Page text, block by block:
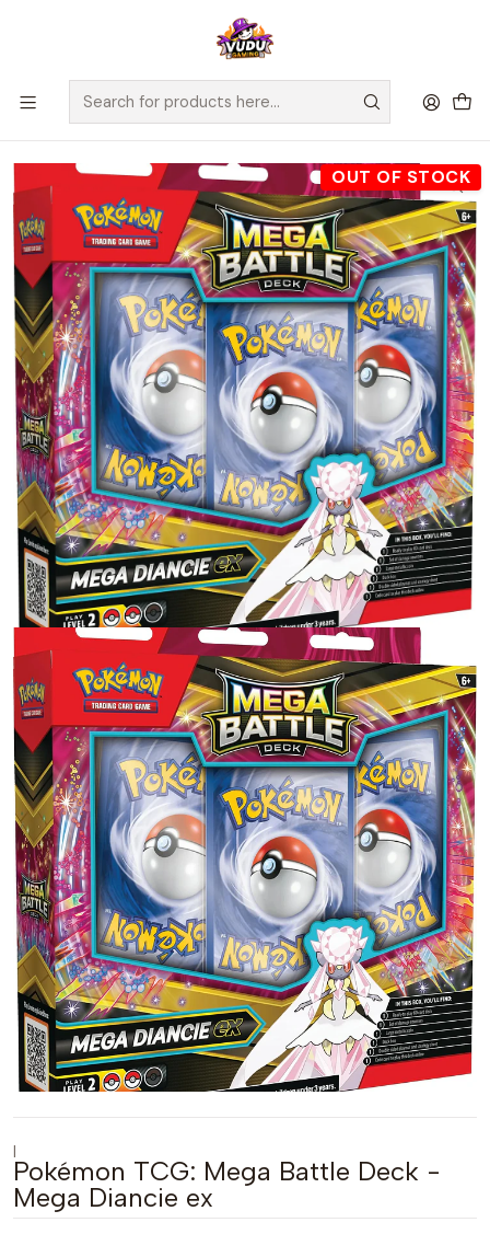
🚀 ¡Despachamos a todo Chile! Envío GRATIS a Regiones sobre
$100.000 y a RM sobre $35.000
Juegos de Cartas TCG Pokémon Sellados Pokémon
Pokémon TCG: Mega Battle Deck - Mega Diancie ex
OUT OF STOCK
|
Pokémon TCG: Mega Battle Deck -
Mega Diancie ex